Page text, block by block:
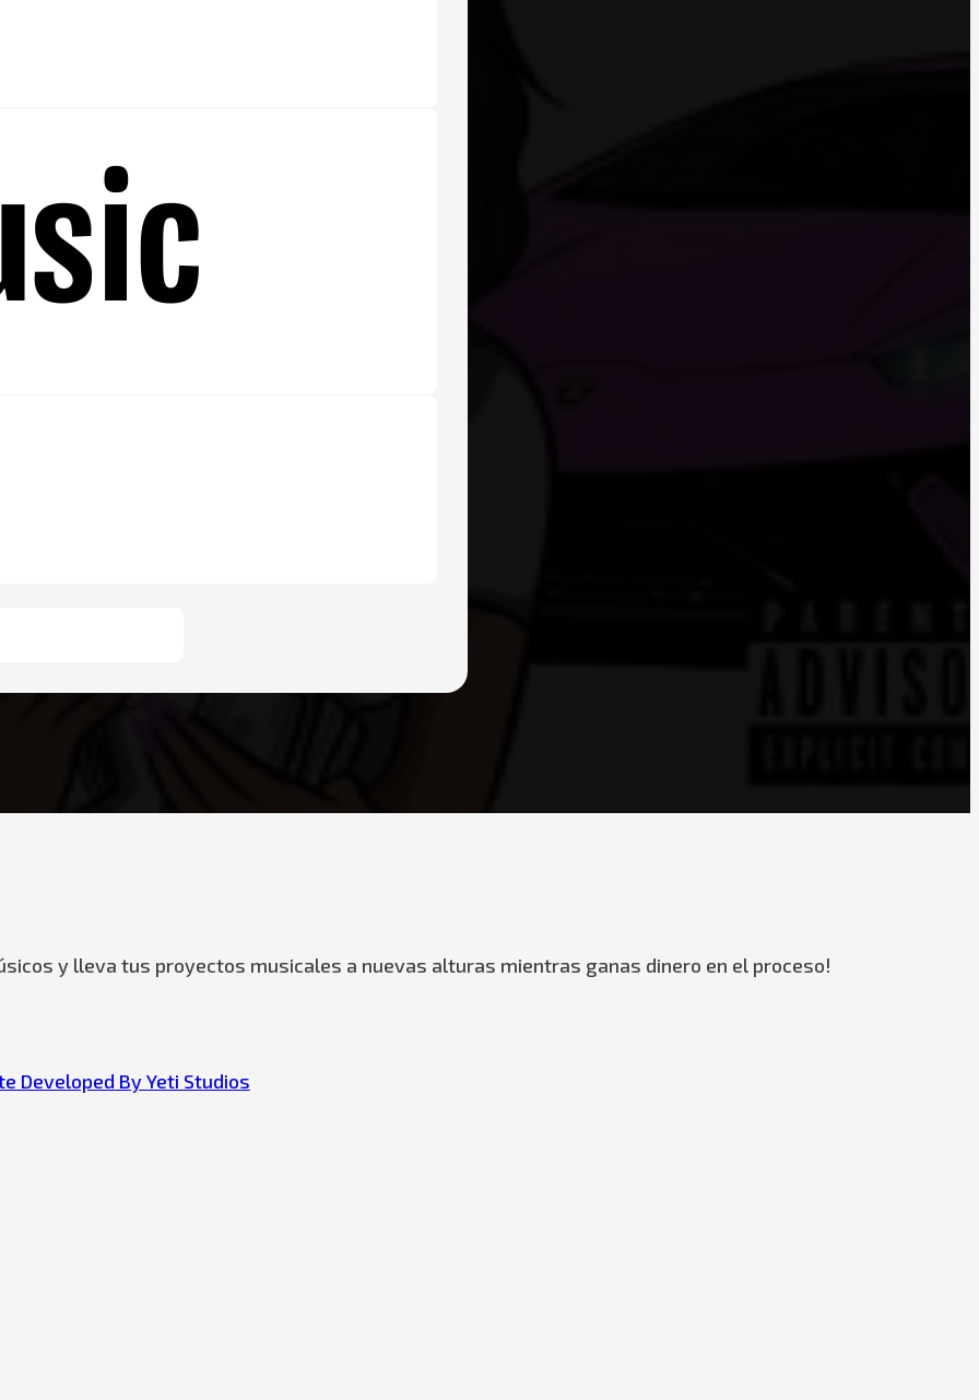
y lleva tus proyectos musicales a nuevas alturas mientras ganas dinero en el proceso!
Developed By Yeti Studios